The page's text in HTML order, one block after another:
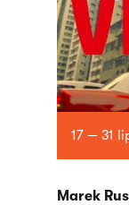
17 — 31
Marek